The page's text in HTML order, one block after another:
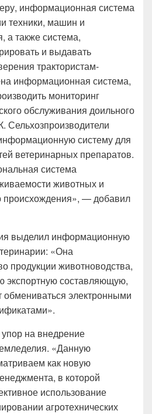
информационная система
техники, машин и
а также система,
и выдавать
трактористам-
информационная система,
мониторинг
обслуживания доильного
Сельхозпроизводители
систему для
ветеринарных препаратов.
система
животных и
происхождения», — добавил
выделил информационную
«Она
продукции животноводства,
экспортную составляющую,
обмениваться электронными
на внедрение
«Данную
как новую
в которой
использование
агротехнических